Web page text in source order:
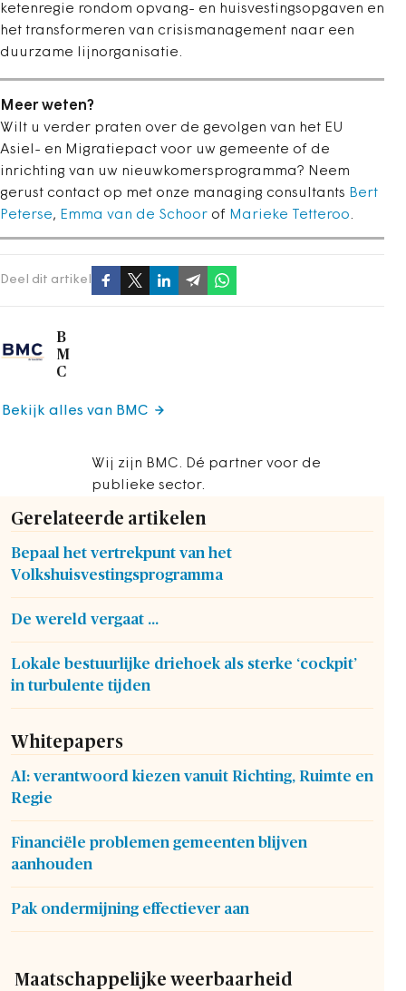
ketenregie rondom opvang- en huisvestingsopgaven en
het transformeren van crisismanagement naar een
duurzame lijnorganisatie.
Meer weten?
Wilt u verder praten over de gevolgen van het EU
Asiel- en Migratiepact voor uw gemeente of de
inrichting van uw nieuwkomersprogramma? Neem
gerust contact op met onze managing consultants Bert
Peterse, Emma van de Schoor of Marieke Tetteroo.
Deel dit artikel
B
M
C
Wij zijn BMC. Dé partner voor de
publieke sector.
Bekijk alles van BMC
Gerelateerde artikelen
Bepaal het vertrekpunt van het
Volkshuisvestingsprogramma
De wereld vergaat ...
Lokale bestuurlijke driehoek als sterke ‘cockpit’
in turbulente tijden
Whitepapers
AI: verantwoord kiezen vanuit Richting, Ruimte en
Regie
Financiële problemen gemeenten blijven
aanhouden
Pak ondermijning effectiever aan
Maatschappelijke weerbaarheid